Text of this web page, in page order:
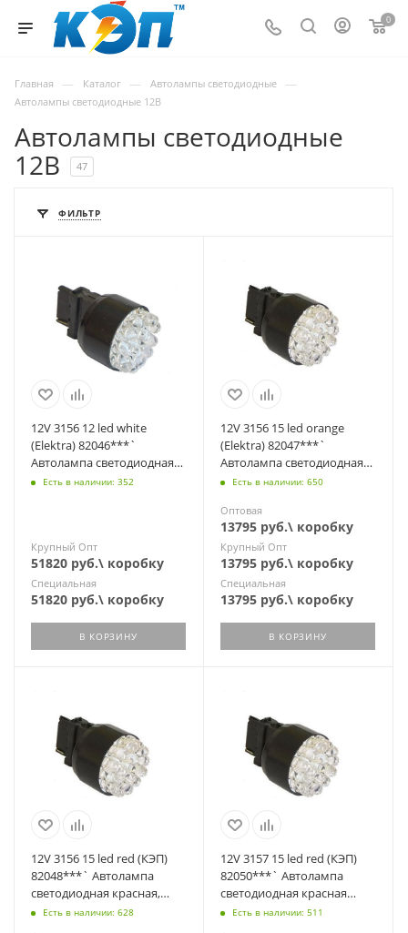
0
Главная — Каталог — Автолампы светодиодные —
Автолампы светодиодные 12В
Автолампы светодиодные
12В
47
ФИЛЬТР
12V 3156 12 led white
(Elektra) 82046***`
Автолампа светодиодная
указатель поворота (P27W
Есть в наличии: 352
Крупный Опт
51820 руб.\ коробку
Специальная
51820 руб.\ коробку
В КОРЗИНУ
12V 3156 15 led orange
(Elektra) 82047***`
Автолампа светодиодная
жёлтая, поворот (PY27W
Есть в наличии: 650
Оптовая
13795 руб.\ коробку
Крупный Опт
13795 руб.\ коробку
Специальная
13795 руб.\ коробку
В КОРЗИНУ
12V 3156 15 led red (КЭП)
82048***` Автолампа
светодиодная красная,
стопы (P27W W2.5x16d)
Есть в наличии: 628
12V 3157 15 led red (КЭП)
82050***` Автолампа
светодиодная красная
Есть в наличии: 511